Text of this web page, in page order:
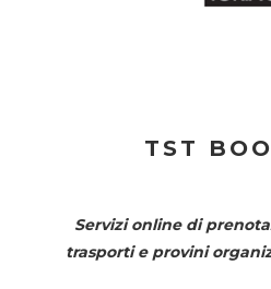
TST
Servizi online di
trasporti e provini